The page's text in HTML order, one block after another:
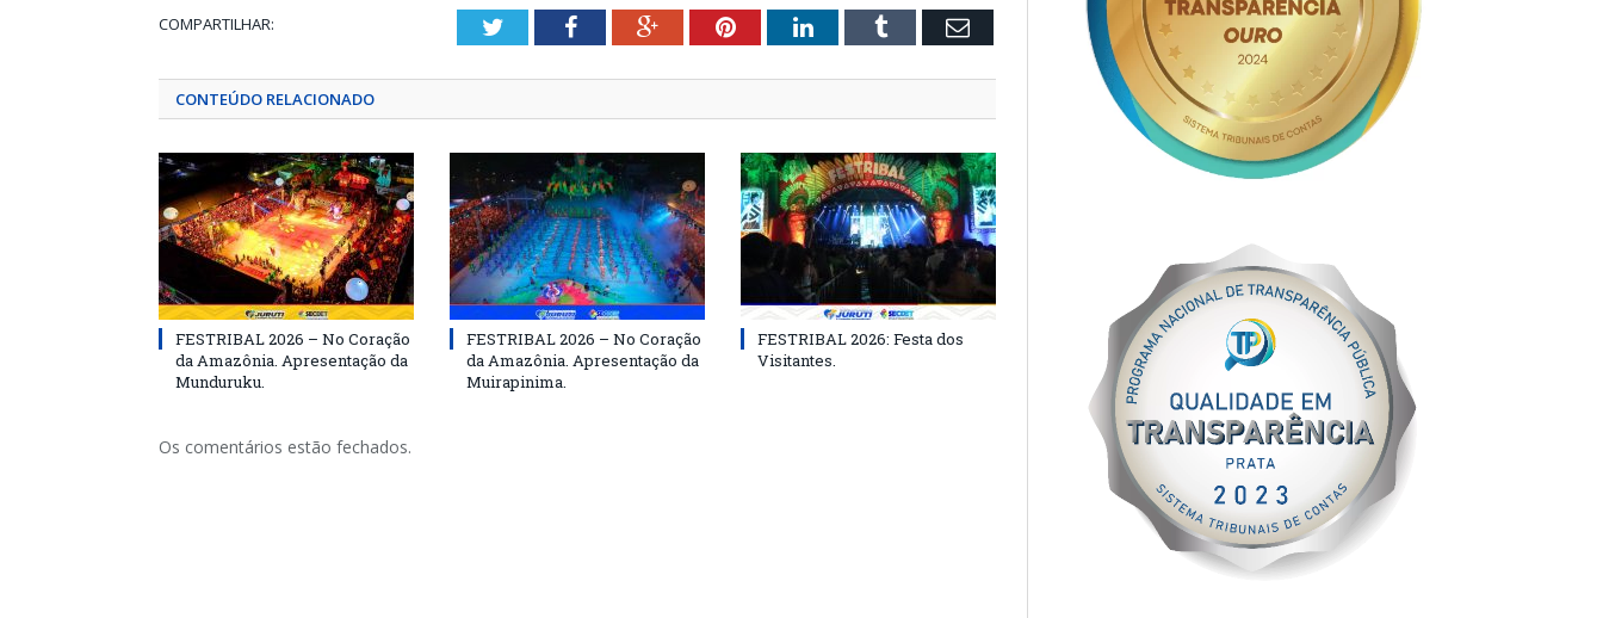
COMPARTILHAR: TwitterFacebookGoogle+PinterestLinkedInTumblr Email
CONTEÚDO RELACIONADO
FESTRIBAL 2026 – No Coração
da Amazônia. Apresentação da
Munduruku.
FESTRIBAL 2026 – No Coração
da Amazônia. Apresentação da
Muirapinima.
FESTRIBAL 2026: Festa dos
Visitantes.
Os comentários estão fechados.